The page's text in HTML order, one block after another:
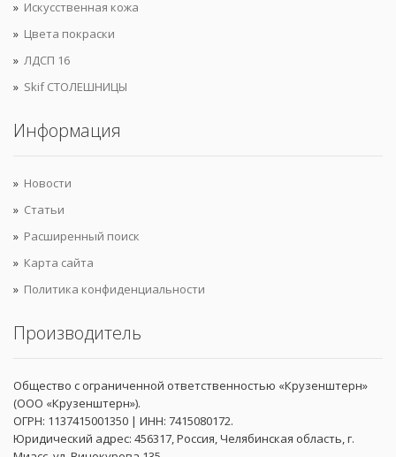
Искусственная кожа
Цвета покраски
ЛДСП 16
Skif СТОЛЕШНИЦЫ
Информация
Новости
Статьи
Расширенный поиск
Карта сайта
Политика конфиденциальности
Производитель
Общество с ограниченной ответственностью «Крузенштерн»
(ООО «Крузенштерн»).
ОГРН: 1137415001350 | ИНН: 7415080172.
Юридический адрес: 456317, Россия, Челябинская область, г.